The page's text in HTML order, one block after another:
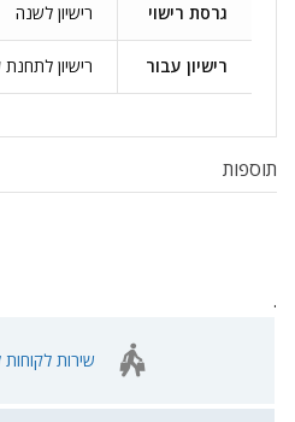
גרסת רישוי רישיון לשנה
רישיון עבור רישיון
תוספות
.
שירות